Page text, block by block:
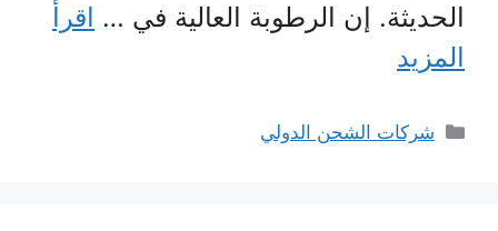
الحديثة. إن الرطوبة العالية في … اقرأ
المزيد
التصنيفات
شركات الشحن الدولي